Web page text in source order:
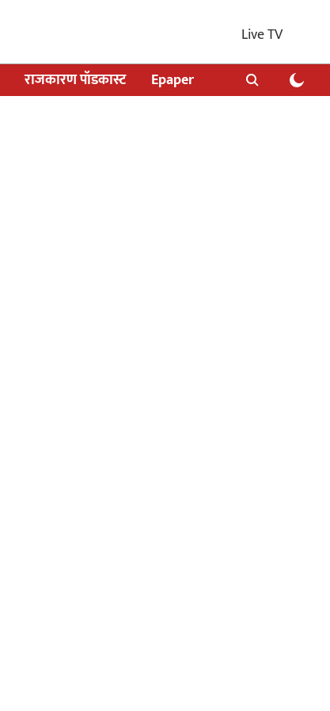
Live TV
राजकारण पॉडकास्ट Epaper